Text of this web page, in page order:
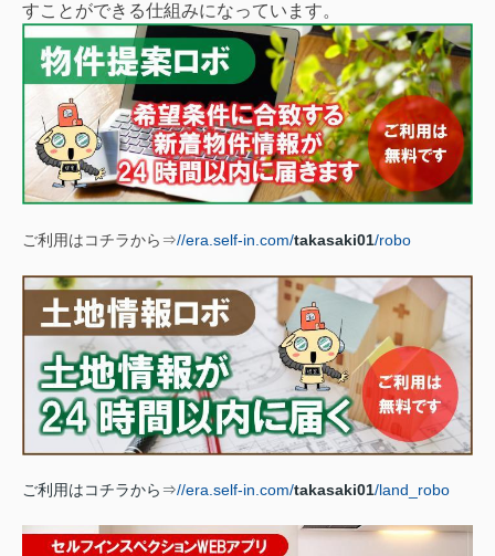
すことができる仕組みになっています。
ご利用はコチラから⇒//era.self-in.com/takasaki01/robo
ご利用はコチラから⇒//era.self-in.com/takasaki01/land_robo